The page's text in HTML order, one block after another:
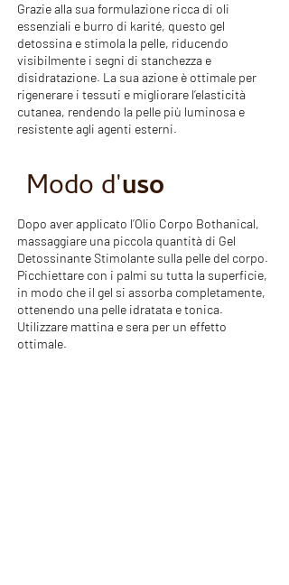
Grazie alla sua formulazione ricca di oli
essenziali e burro di karité, questo gel
detossina e stimola la pelle, riducendo
visibilmente i segni di stanchezza e
disidratazione. La sua azione è ottimale per
rigenerare i tessuti e migliorare l’elasticità
cutanea, rendendo la pelle più luminosa e
resistente agli agenti esterni.
Modo d'uso
Dopo aver applicato l’Olio Corpo Bothanical,
massaggiare una piccola quantità di Gel
Detossinante Stimolante sulla pelle del corpo.
Picchiettare con i palmi su tutta la superficie,
in modo che il gel si assorba completamente,
ottenendo una pelle idratata e tonica.
Utilizzare mattina e sera per un effetto
ottimale.